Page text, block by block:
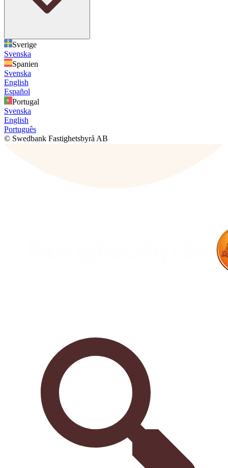
Sverige
Svenska
Spanien
Svenska
English
Español
Portugal
Svenska
English
Português
© Swedbank Fastighetsbyrå AB